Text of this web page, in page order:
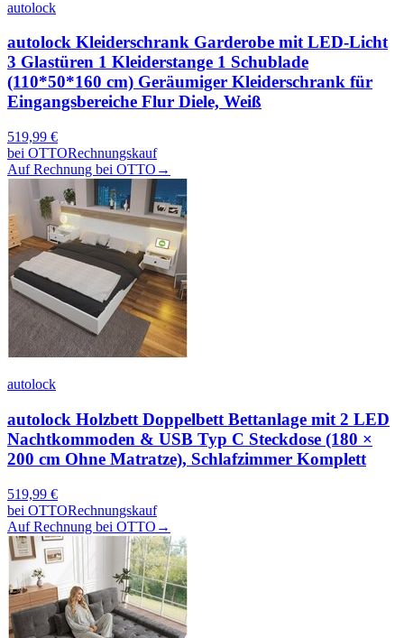
autolock
autolock Kleiderschrank Garderobe mit LED-Licht
3 Glastüren 1 Kleiderstange 1 Schublade
(110*50*160 cm) Geräumiger Kleiderschrank für
Eingangsbereiche Flur Diele, Weiß
519,99 €
bei OTTORechnungskauf
Auf Rechnung bei OTTO →
autolock
autolock Holzbett Doppelbett Bettanlage mit 2 LED
Nachtkommoden & USB Typ C Steckdose (180 ×
200 cm Ohne Matratze), Schlafzimmer Komplett
519,99 €
bei OTTORechnungskauf
Auf Rechnung bei OTTO →